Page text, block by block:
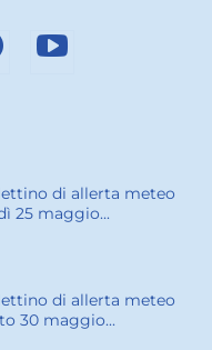
di allerta meteo
25 maggio...
di allerta meteo
30 maggio...